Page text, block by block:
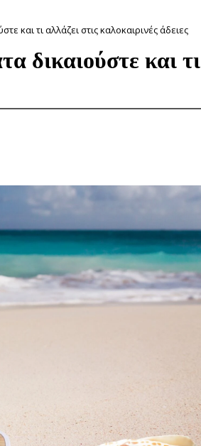
και τι αλλάζει στις καλοκαιρινές άδειες
δικαιούστε και τι